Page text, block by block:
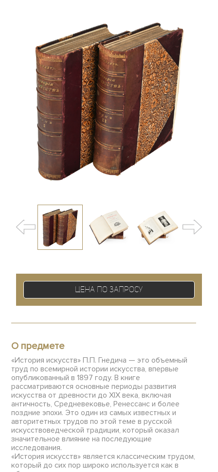
Цена по запросу
О предмете
«История искусств» П.П. Гнедича — это объемный
труд по всемирной истории искусства, впервые
опубликованный в 1897 году. В книге
рассматриваются основные периоды развития
искусства от древности до XIX века, включая
античность, Средневековье, Ренессанс и более
поздние эпохи. Это один из самых известных и
авторитетных трудов по этой теме в русской
искусствоведческой традиции, который оказал
значительное влияние на последующие
исследования.
«История искусств» является классическим трудом,
который до сих пор широко используется как в